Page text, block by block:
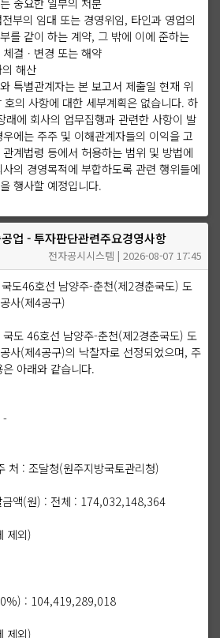
부의 임대 또는 경영위임, 타인과 영업의
를 같이 하는 계약, 그 밖에 이에 준하는
체결ㆍ변경 또는 해약
해산
특별관계자는 본 보고서 제출일 현재 위
호의 사항에 대한 세부계획은 없습니다. 하
래에 회사의 업무집행과 관련한 사항이 발
우에는 주주 및 이해관계자들의 이익을 고
관계법령 등에서 허용하는 범위 및 방법에
사의 경영목적에 부합하도록 관련 행위들에
행사할 예정입니다.
업 - 투자판단관련주요경영사항
전자공시시스템 | 2026-08-07 17:45
국도46호선 남양주-춘천(제2경춘국도) 도
사(제4공구)
국도 46호선 남양주-춘천(제2경춘국도) 도
사(제4공구)의 낙찰자로 선정되었으며, 주
은 아래와 같습니다.
-
처 : 조달청(원주지방국토관리청)
금액(원) : 전체 : 174,032,148,364
제외)
: 104,419,289,018
제외)